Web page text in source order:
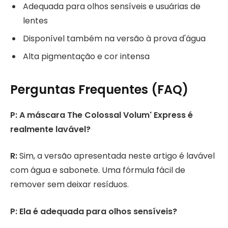
Adequada para olhos sensíveis e usuárias de
lentes
Disponível também na versão à prova d'água
Alta pigmentação e cor intensa
Perguntas Frequentes (FAQ)
P: A máscara The Colossal Volum' Express é
realmente lavável?
R:Sim, a versão apresentada neste artigo é lavável
com água e sabonete. Uma fórmula fácil de
remover sem deixar resíduos.
P: Ela é adequada para olhos sensíveis?